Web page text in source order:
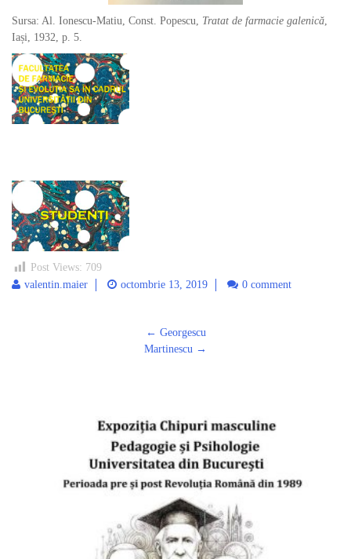
Sursa: Al. Ionescu-Matiu, Const. Popescu, Tratat de farmacie galenică,
Iași, 1932, p. 5.
Post Views: 709
valentin.maier
octombrie 13, 2019 0 comment
← Georgescu
Martinescu →